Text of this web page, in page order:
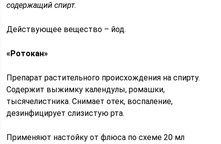
содержащий спирт.
Действующее вещество – йод.
«Ротокан»
Препарат растительного происхождения на спирту.
Содержит выжимку календулы, ромашки,
тысячелистника. Снимает отек, воспаление,
дезинфицирует слизистую рта.
Применяют настойку от флюса по схеме 20 мл